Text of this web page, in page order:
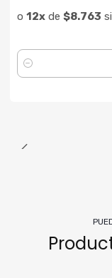
o 12xde $8.763
Cantidad